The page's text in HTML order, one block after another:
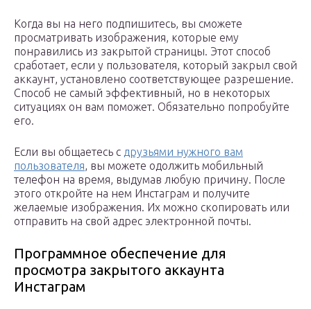
Когда вы на него подпишитесь, вы сможете
просматривать изображения, которые ему
понравились из закрытой страницы. Этот способ
сработает, если у пользователя, который закрыл свой
аккаунт, установлено соответствующее разрешение.
Способ не самый эффективный, но в некоторых
ситуациях он вам поможет. Обязательно попробуйте
его.
Если вы общаетесь с друзьями нужного вам
пользователя, вы можете одолжить мобильный
телефон на время, выдумав любую причину. После
этого откройте на нем Инстаграм и получите
желаемые изображения. Их можно скопировать или
отправить на свой адрес электронной почты.
Программное обеспечение для
просмотра закрытого аккаунта
Инстаграм